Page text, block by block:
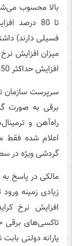
بالا محسوب
تا 80
فسیلی دارند)
میزان افزایش
افزایش حداکثر 50 درصد نرخ کرایه هستند!
سرپرست سازمان
برقی به صورت
راه‌آهن و
اعلام شده
گردشی ویژه در
مالکی در پاسخ
زیادی زمینه
افزایش نرخ
تاکسی‌های برقی
یارانه دولتی